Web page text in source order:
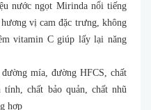
nước ngọt Mirinda nổi tiếng
vị cam đặc trưng, không
vitamin C giúp lấy lại năng
mía, đường HFCS, chất
chất bảo quản, chất nhũ
hợp